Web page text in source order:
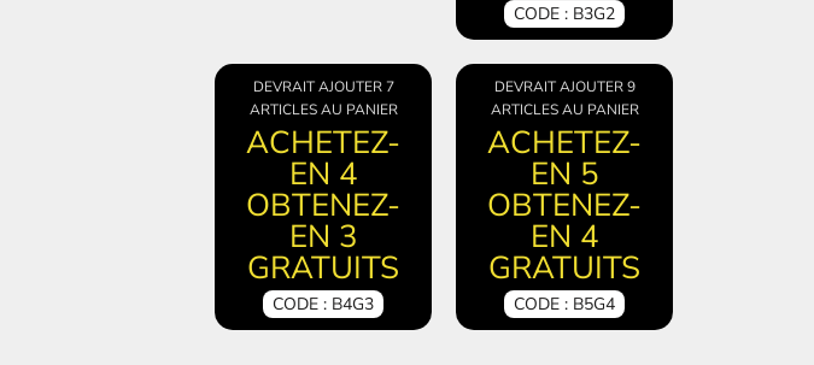
CODE : B3G2
DEVRAIT AJOUTER 7
ARTICLES AU PANIER
ACHETEZ-
EN 4
OBTENEZ-
EN 3
GRATUITS
CODE : B4G3
DEVRAIT AJOUTER 9
ARTICLES AU PANIER
ACHETEZ-
EN 5
OBTENEZ-
EN 4
GRATUITS
CODE : B5G4